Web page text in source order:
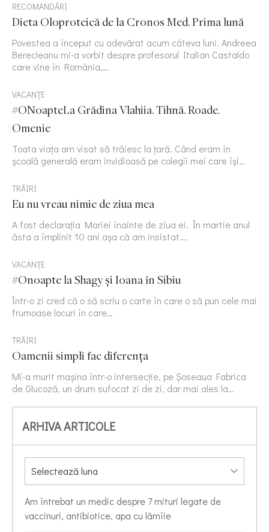
RECOMANDĂRI
Dieta Oloproteică de la Cronos Med. Prima lună
Povestea a început cu adevărat acum câteva luni. Andreea
Berecleanu mi-a vorbit despre profesorul Italian Castaldo
care vine în România,…
VACANȚE
#ONoapteLa Grădina Vlahiia. Tihnă. Roade.
Omenie
Toata viața am visat să trăiesc la țară. Când eram în
școală generală eram invidioasă pe colegii mei care își…
TRĂIRI
Eu nu vreau nimic de ziua mea
A fost declarația Mariei înainte de ziua ei. În martie anul
ăsta a împlinit 10 ani așa că am insistat….
VACANȚE
#Onoapte la Shagy și Ioana în Sibiu
Într-o zi cred că o să scriu o carte în care o să pun cele mai
frumoase locuri în care…
TRĂIRI
Oamenii simpli fac diferența
Mi-a murit mașina într-o intersecție, pe Șoseaua Fabrica
de Glucoză, un drum sufocat zi de zi, dar mai ales la…
ARHIVA ARTICOLE
Am întrebat un medic despre 7 mituri legate de
vaccinuri, antibiotice, apa cu lămîie